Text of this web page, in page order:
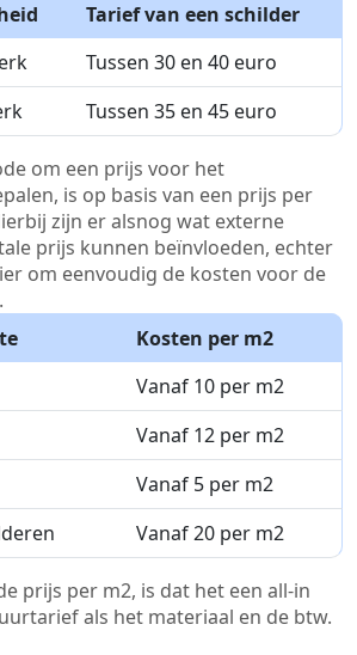
Tarief van een schilder
Tussen 30 en 40 euro
Tussen 35 en 45 euro
om een prijs voor het
is op basis van een prijs per
zijn er alsnog wat externe
prijs kunnen beïnvloeden, echter
om eenvoudig de kosten voor de
Kosten per m2
Vanaf 10 per m2
Vanaf 12 per m2
Vanaf 5 per m2
Vanaf 20 per m2
prijs per m2, is dat het een all-in
als het materiaal en de btw.